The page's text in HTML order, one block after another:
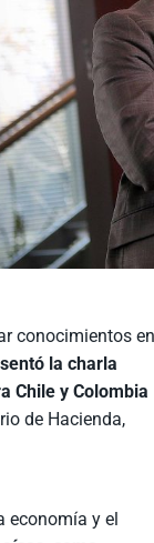
conocimientos
la charla
Chile y Colombia
de Hacienda,
economía y el